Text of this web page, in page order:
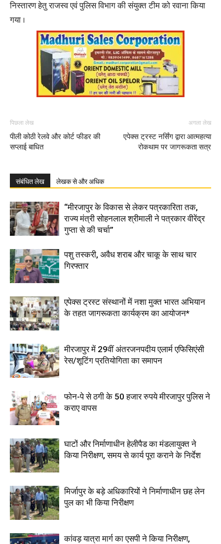
निस्तारण हेतु राजस्व एवं पुलिस विभाग की संयुक्त टीम को रवाना किया
गया ।
पिछला लेख
पीली कोठी रेलवे और कोर्ट फीडर की
सप्लाई बाधित
अगला लेख
एपेक्स ट्रस्ट नर्सिंग द्वारा आत्महत्या
रोकथाम पर जागरूकता सत्र
संबंधित लेख लेखक से और अधिक
“मीरजापुर के विकास से लेकर पत्रकारिता तक,
राज्य मंत्री सोहनलाल श्रीमाली ने पत्रकार वीरेंद्र
गुप्ता से की चर्चा”
पशु तस्करी, अवैध शराब और चाकू के साथ चार
गिरफ्तार
एपेक्स ट्रस्ट संस्थानों में नशा मुक्त भारत अभियान
के तहत जागरूकता कार्यक्रम का आयोजन*
मीरजापुर में 29वीं अंतरजनपदीय एलार्म एफिसिएंसी
रेस/शूटिंग प्रतियोगिता का समापन
फोन-पे से ठगी के 50 हजार रुपये मीरजापुर पुलिस ने
कराए वापस
घाटों और निर्माणाधीन हेलीपैड का मंडलायुक्त ने
किया निरीक्षण, समय से कार्य पूरा कराने के निर्देश
मिर्जापुर के बड़े अधिकारियों ने निर्माणाधीन छह लेन
पुल का भी किया निरीक्षण
कांवड़ यात्रा मार्ग का एसपी ने किया निरीक्षण,